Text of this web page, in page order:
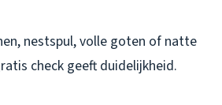
nestspul, volle goten of natte
check geeft duidelijkheid.